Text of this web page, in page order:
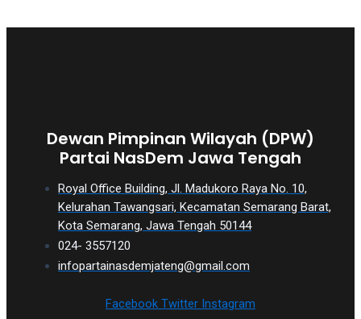
Dewan Pimpinan Wilayah (DPW)
Partai NasDem Jawa Tengah
Royal Office Building, Jl. Madukoro Raya No. 10,
Kelurahan Tawangsari, Kecamatan Semarang Barat,
Kota Semarang, Jawa Tengah 50144
024- 3557120
infopartainasdemjateng@gmail.com
Facebook Twitter Instagram